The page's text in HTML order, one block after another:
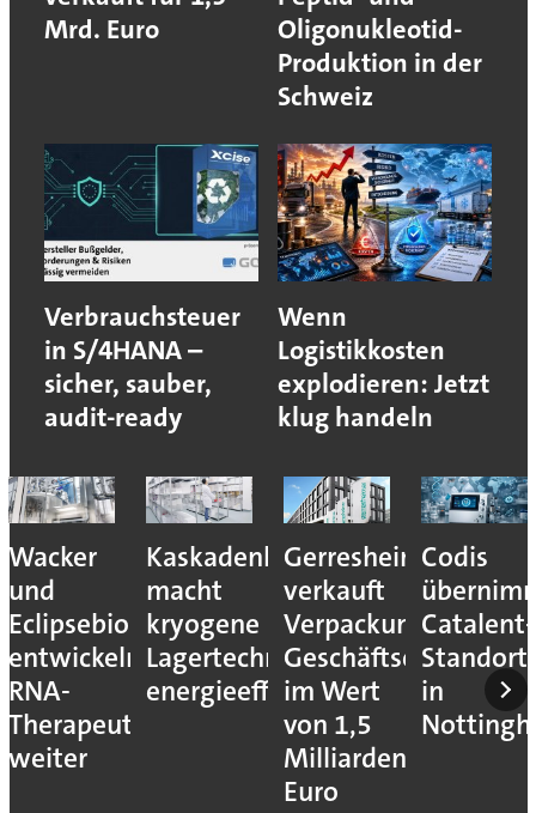
Mrd. Euro
Oligonukleotid-
Produktion in der
Schweiz
Verbrauchsteuer
in S/4HANA –
sicher, sauber,
audit-ready
Wenn
Logistikkosten
explodieren: Jetzt
klug handeln
Wacker
und
Eclipsebio
entwickeln
RNA-
Therapeutika
weiter
Kaskadenkonzept
macht
kryogene
Lagertechnik
energieeffizienter
Gerresheimer
verkauft
Verpackungs-
Geschäftseinheiten
im Wert
von 1,5
Milliarden
Euro
Codis
Catalent-
Standort
in